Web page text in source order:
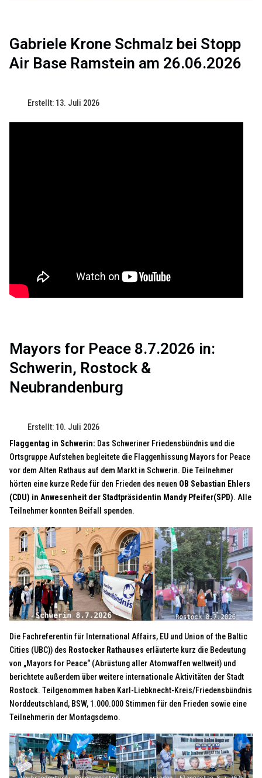
Gabriele Krone Schmalz bei Stopp
Air Base Ramstein am 26.06.2026
Erstellt: 13. Juli 2026
Mayors for Peace 8.7.2026 in:
Schwerin, Rostock &
Neubrandenburg
Erstellt: 10. Juli 2026
Flaggentag in Schwerin: Das Schweriner Friedensbündnis und die
Ortsgruppe Aufstehen begleitete die Flaggenhissung Mayors for Peace
vor dem Alten Rathaus auf dem Markt in Schwerin. Die Teilnehmer
hörten eine kurze Rede für den Frieden des neuen OB Sebastian Ehlers
(CDU) in Anwesenheit der Stadtpräsidentin Mandy Pfeifer(SPD). Alle
Teilnehmer konnten Beifall spenden.
Die Fachreferentin für International Affairs, EU und Union of the Baltic
Cities (UBC)) des Rostocker Rathauses erläuterte kurz die Bedeutung
von „Mayors for Peace“ (Abrüstung aller Atomwaffen weltweit) und
berichtete außerdem über weitere internationale Aktivitäten der Stadt
Rostock. Teilgenommen haben Karl-Liebknecht-Kreis/Friedensbündnis
Norddeutschland, BSW, 1.000.000 Stimmen für den Frieden sowie eine
Teilnehmerin der Montagsdemo.